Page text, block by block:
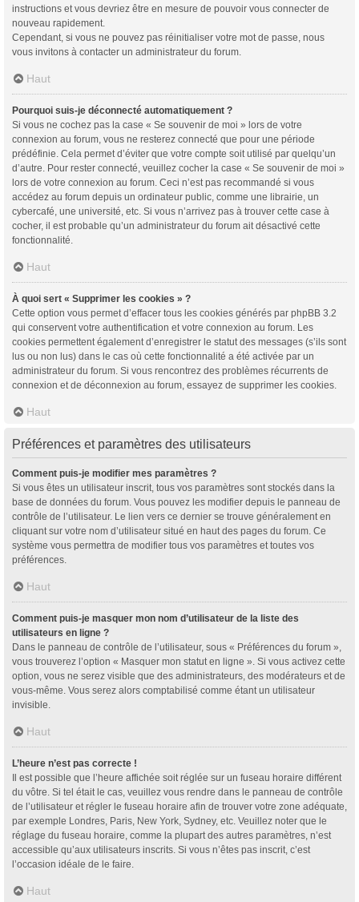
instructions et vous devriez être en mesure de pouvoir vous connecter de
nouveau rapidement.
Cependant, si vous ne pouvez pas réinitialiser votre mot de passe, nous
vous invitons à contacter un administrateur du forum.
Haut
Pourquoi suis-je déconnecté automatiquement ?
Si vous ne cochez pas la case « Se souvenir de moi » lors de votre
connexion au forum, vous ne resterez connecté que pour une période
prédéfinie. Cela permet d’éviter que votre compte soit utilisé par quelqu’un
d’autre. Pour rester connecté, veuillez cocher la case « Se souvenir de moi »
lors de votre connexion au forum. Ceci n’est pas recommandé si vous
accédez au forum depuis un ordinateur public, comme une librairie, un
cybercafé, une université, etc. Si vous n’arrivez pas à trouver cette case à
cocher, il est probable qu’un administrateur du forum ait désactivé cette
fonctionnalité.
Haut
À quoi sert « Supprimer les cookies » ?
Cette option vous permet d’effacer tous les cookies générés par phpBB 3.2
qui conservent votre authentification et votre connexion au forum. Les
cookies permettent également d’enregistrer le statut des messages (s’ils sont
lus ou non lus) dans le cas où cette fonctionnalité a été activée par un
administrateur du forum. Si vous rencontrez des problèmes récurrents de
connexion et de déconnexion au forum, essayez de supprimer les cookies.
Haut
Préférences et paramètres des utilisateurs
Comment puis-je modifier mes paramètres ?
Si vous êtes un utilisateur inscrit, tous vos paramètres sont stockés dans la
base de données du forum. Vous pouvez les modifier depuis le panneau de
contrôle de l’utilisateur. Le lien vers ce dernier se trouve généralement en
cliquant sur votre nom d’utilisateur situé en haut des pages du forum. Ce
système vous permettra de modifier tous vos paramètres et toutes vos
préférences.
Haut
Comment puis-je masquer mon nom d’utilisateur de la liste des
utilisateurs en ligne ?
Dans le panneau de contrôle de l’utilisateur, sous « Préférences du forum »,
vous trouverez l’option « Masquer mon statut en ligne ». Si vous activez cette
option, vous ne serez visible que des administrateurs, des modérateurs et de
vous-même. Vous serez alors comptabilisé comme étant un utilisateur
invisible.
Haut
L’heure n’est pas correcte !
Il est possible que l’heure affichée soit réglée sur un fuseau horaire différent
du vôtre. Si tel était le cas, veuillez vous rendre dans le panneau de contrôle
de l’utilisateur et régler le fuseau horaire afin de trouver votre zone adéquate,
par exemple Londres, Paris, New York, Sydney, etc. Veuillez noter que le
réglage du fuseau horaire, comme la plupart des autres paramètres, n’est
accessible qu’aux utilisateurs inscrits. Si vous n’êtes pas inscrit, c’est
l’occasion idéale de le faire.
Haut